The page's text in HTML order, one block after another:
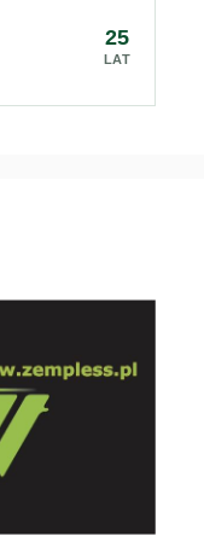
25
LAT